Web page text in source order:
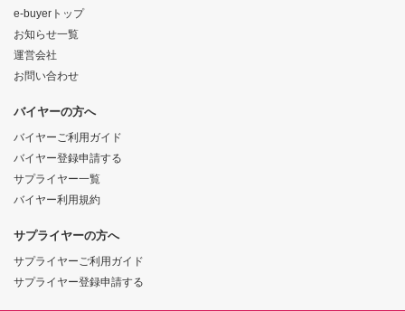
e-buyerトップ
お知らせ一覧
運営会社
お問い合わせ
バイヤーの方へ
バイヤーご利用ガイド
バイヤー登録申請する
サプライヤー一覧
バイヤー利用規約
サプライヤーの方へ
サプライヤーご利用ガイド
サプライヤー登録申請する